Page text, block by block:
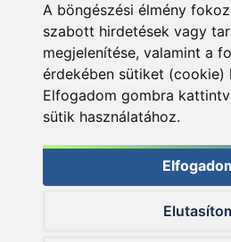
A böngészési élmény
szabott hirdetések vagy
megjelenítése, valamint a
érdekében sütiket (cookie)
Elfogadom gombra
sütik használatához.